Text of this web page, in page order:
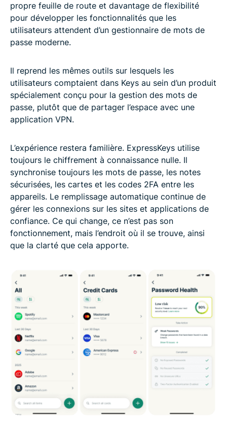
propre feuille de route et davantage de flexibilité
pour développer les fonctionnalités que les
utilisateurs attendent d’un gestionnaire de mots de
passe moderne.
Il reprend les mêmes outils sur lesquels les
utilisateurs comptaient dans Keys au sein d’un produit
spécialement conçu pour la gestion des mots de
passe, plutôt que de partager l’espace avec une
application VPN.
L’expérience restera familière. ExpressKeys utilise
toujours le chiffrement à connaissance nulle. Il
synchronise toujours les mots de passe, les notes
sécurisées, les cartes et les codes 2FA entre les
appareils. Le remplissage automatique continue de
gérer les connexions sur les sites et applications de
confiance. Ce qui change, ce n’est pas son
fonctionnement, mais l’endroit où il se trouve, ainsi
que la clarté que cela apporte.